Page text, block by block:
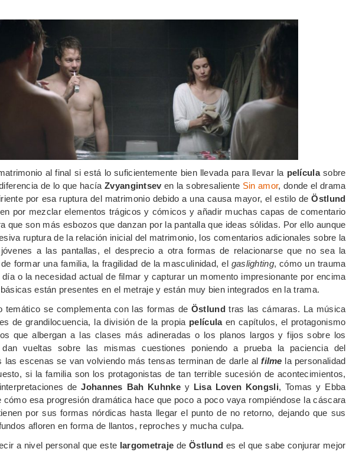
al final si está lo suficientemente bien llevada para llevar la películasobre
de lo que hacíaZvyangintsev en la sobresaliente Sin amor, donde el drama
por esa ruptura del matrimonio debido a una causa mayor, el estilo deÖstlund
por mezclar elementos trágicos y cómicos y añadir muchas capas de comentario
que son más esbozos que danzan por la pantalla que ideas sólidas. Por ello aunque
ruptura de la relación inicial del matrimonio, los comentarios adicionales sobre la
a las pantallas, el desprecio a otra formas de relacionarse que no sea la
formar una familia, la fragilidad de la masculinidad, el gaslighting, cómo un trauma
o la necesidad actual de filmar y capturar un momento impresionante por encima
están presentes en el metraje y están muy bien integrados en la trama.
temático se complementa con las formas de Östlundtras las cámaras. La música
de grandilocuencia, la división de la propia películaen capítulos, el protagonismo
que albergan a las clases más adineradas o los planos largos y fijos sobre los
dan vueltas sobre las mismas cuestiones poniendo a prueba la paciencia del
las escenas se van volviendo más tensas terminan de darle alfilme la personalidad
si la familia son los protagonistas de tan terrible sucesión de acontecimientos,
deJohannes Bah Kuhnkey Lisa Loven Kongsli, Tomas y Ebba
cómo esa progresión dramática hace que poco a poco vaya rompiéndose la cáscara
por sus formas nórdicas hasta llegar el punto de no retorno, dejando que sus
afloren en forma de llantos, reproches y mucha culpa.
a nivel personal que este largometraje deÖstlund es el que sabe conjurar mejor